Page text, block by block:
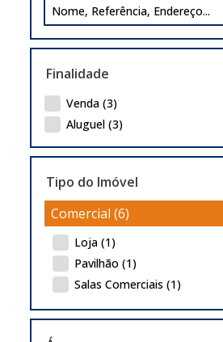
Finalidade
Venda (3)
Aluguel (3)
Tipo do Imóvel
Comercial (6)
Loja (1)
Pavilhão (1)
Salas Comerciais (1)
Terreno (3)